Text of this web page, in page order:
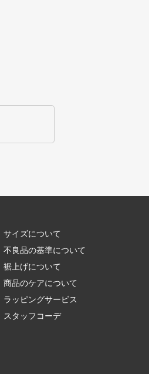
サイズについて
不良品の基準について
裾上げについて
商品のケアについて
ラッピングサービス
スタッフコーデ